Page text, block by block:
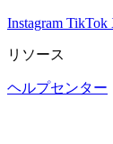
Instagram TikTok
リソース
ヘルプセンター